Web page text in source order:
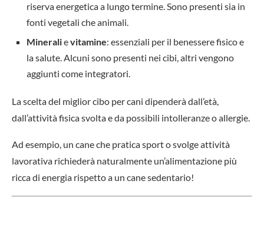
riserva energetica a lungo termine. Sono presenti sia in
fonti vegetali che animali.
Mineralievitamine: essenziali per il benessere fisico e
la salute. Alcuni sono presenti nei cibi, altri vengono
aggiunti come integratori.
La scelta del miglior cibo per cani dipenderà dall’età,
dall’attività fisica svolta e da possibili intolleranze o allergie.
Ad esempio, un cane che pratica sport o svolge attività
lavorativa richiederà naturalmente un’alimentazione più
ricca di energia rispetto a un cane sedentario!